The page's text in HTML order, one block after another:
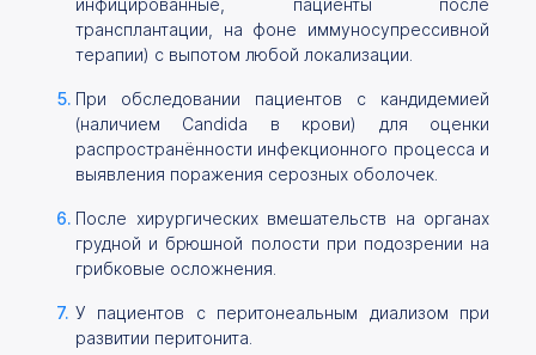
инфицированные, пациенты после
трансплантации, на фоне иммуносупрессивной
терапии) с выпотом любой локализации.
При обследовании пациентов с кандидемией
(наличием Candida в крови) для оценки
распространённости инфекционного процесса и
выявления поражения серозных оболочек.
После хирургических вмешательств на органах
грудной и брюшной полости при подозрении на
грибковые осложнения.
У пациентов с перитонеальным диализом при
развитии перитонита.